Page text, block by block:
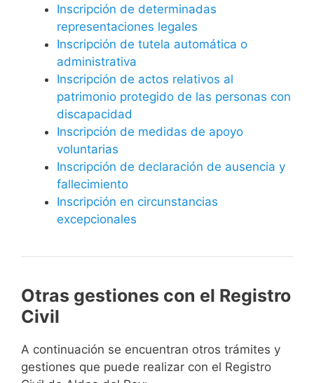
Inscripción de determinadas
representaciones legales
Inscripción de tutela automática o
administrativa
Inscripción de actos relativos al
patrimonio protegido de las personas con
discapacidad
Inscripción de medidas de apoyo
voluntarias
Inscripción de declaración de ausencia y
fallecimiento
Inscripción en circunstancias
excepcionales
Otras gestiones con el Registro
Civil
A continuación se encuentran otros trámites y
gestiones que puede realizar con el Registro